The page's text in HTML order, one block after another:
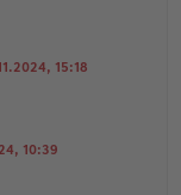
15:18
10:39